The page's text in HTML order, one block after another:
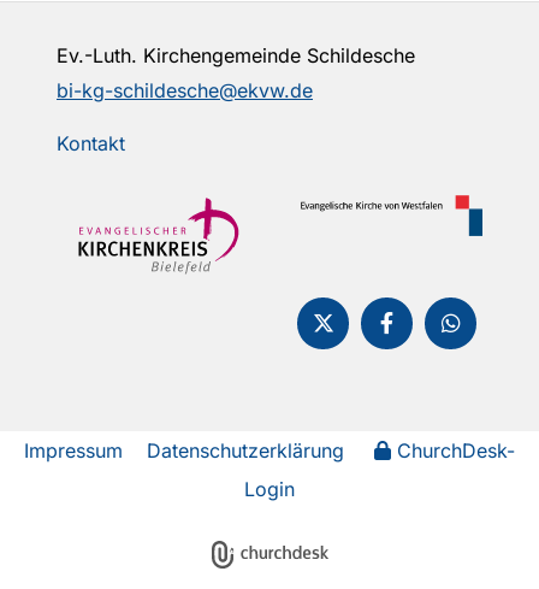
Ev.-Luth. Kirchengemeinde Schildesche
bi-kg-schildesche@ekvw.de
Kontakt
Impressum Datenschutzerklärung
ChurchDesk-
Login